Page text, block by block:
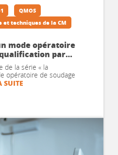
QMOS
et techniques de la CM
mode opératoire
par
– Partie 2
de la série « la
opératoire de soudage
SUITE